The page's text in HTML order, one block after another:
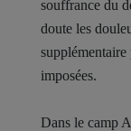
souffrance du
doute les
imposées.
Dans le camp